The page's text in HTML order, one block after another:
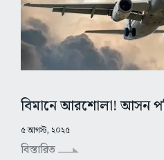
বিমানে আরশোলা! আসন
৫ আগস্ট, ২০২৫
বিস্তারিত